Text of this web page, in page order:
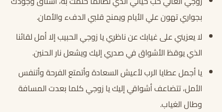
بجواري تهون علي الأيام ويمنح قلبي الدفء والأمان.
لا يعزيني على غيابك عن ناظري يا زوجي الحبيب إلا أمل لقائنا
الذي يوقظ الأشواق في صدري إليك ويشعل نار الحنين.
يا أجمل عطايا الرب لأعيش السعادة وأتمتع الفرحة وأتنفس
الأمل، تتضاعف أشواقي إليك يا زوجي كلما بعدت المسافة
وطال الغياب.